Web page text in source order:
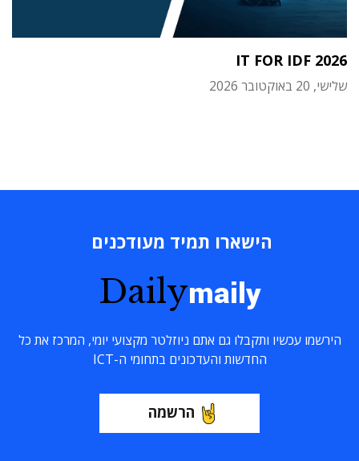
IT FOR IDF 2026
שלישי, 20 באוקטובר 2026
הישארו תמיד מעודכנים
Dailymaily
הירשמו עכשיו ותקבלו גם אתם ניוזלטר מקצועי יומי, המרכז את כל
החדשות והעדכונים בתחומי ה-ICT
הרשמה